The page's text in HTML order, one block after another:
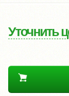
Уточнить